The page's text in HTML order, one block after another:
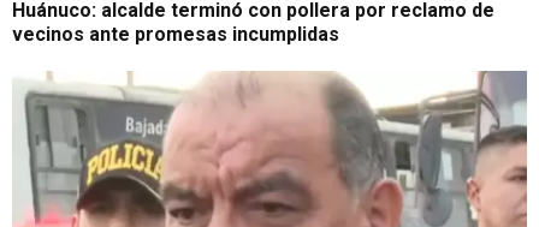
Huánuco: alcalde terminó con pollera por reclamo de
vecinos ante promesas incumplidas